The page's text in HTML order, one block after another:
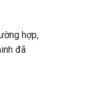
hợp,
đã